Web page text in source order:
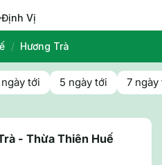
Định Vị
/ Hương Trà
tới 5 ngày tới 7 ngày
- Thừa Thiên Huế